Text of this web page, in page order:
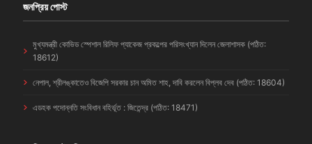
জনপ্রিয় পোস্ট
মুখ্যমন্ত্রী কোভিড স্পেশাল রিলিফ প্যাকেজ প্রকল্পের পরিসংখ্যান দিলেন জেলাশাসক (পঠিত:
18612)
নেপাল, শ্রীলঙ্কাতেও বিজেপি সরকার চান অমিত শাহ, দাবি করলেন বিপ্লব দেব (পঠিত: 18604)
এডহক পদোন্নতি সংবিধান বহির্ভূত : জিতেন্দ্র (পঠিত: 18471)